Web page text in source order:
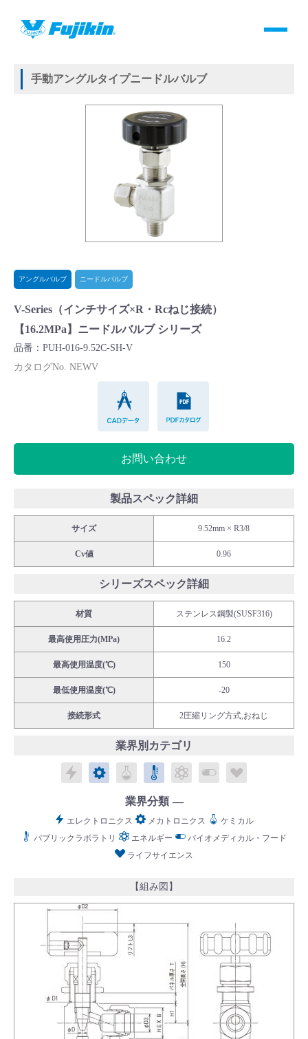
製品情報
バルブ・継手・システムを探す
製品カタログダウンロード
よくあるご質問(FAQ)・用語集
Cv値・流量計算ツール
製品動画一覧
バルブと継手のきほん
説明会・講習会
Corporate Blog
採用情報
languageLanguage：日本語／English
mailお問い合わせ
HOME 製品情報
手動アングルタイプニードルバルブ
アングルバルブ ニードルバルブ
V-Series（インチサイズ×R・Rcねじ接続）
【16.2MPa】ニードルバルブ シリーズ
品番：PUH-016-9.52C-SH-V
カタログNo. NEWV
お問い合わせ
製品スペック詳細
サイズ 9.52mm × R3/8
Cv値 0.96
シリーズスペック詳細
材質 ステンレス鋼製(SUSF316)
最高使用圧力(MPa) 16.2
最高使用温度(℃) 150
最低使用温度(℃) -20
接続形式 2圧縮リング方式,おねじ
業界別カテゴリ
エレクトロニクス
メカトロニクス
ケミカルパブリックラボラトリ
エネルギーバイオメディカ
業界分類
エレクトロニクス メカトロニクス
ケミカル
パブリックラボラトリ
エネルギー
バイオメディカル・フード
ライフサイエンス
【組み図】